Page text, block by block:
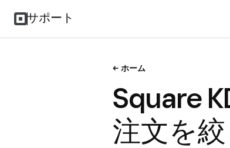
サポート
ホーム
Square
注文を